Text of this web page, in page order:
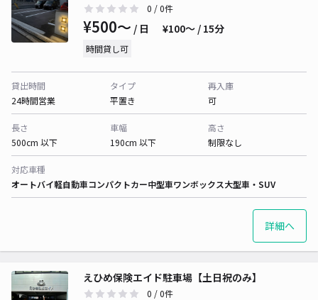
0 / 0件
¥500〜 / 日 ¥100〜 / 15分
時間貸し可
貸出時間
24時間営業
タイプ
平置き
再入庫
可
長さ
500cm 以下
車幅
190cm 以下
高さ
制限なし
対応車種
オートバイ軽自動車コンパクトカー中型車ワンボックス大型車・SUV
詳細へ
えひめ保険エイド駐車場【土日祝のみ】
0 / 0件